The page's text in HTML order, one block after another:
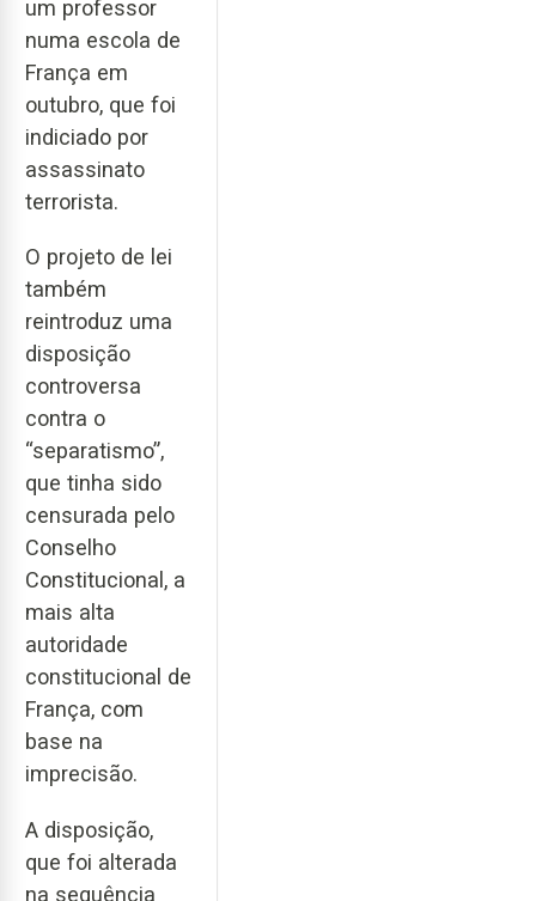
um professor
numa escola de
França em
outubro, que foi
indiciado por
assassinato
terrorista.
O projeto de lei
também
reintroduz uma
disposição
controversa
contra o
“separatismo”,
que tinha sido
censurada pelo
Conselho
Constitucional, a
mais alta
autoridade
constitucional de
França, com
base na
imprecisão.
A disposição,
que foi alterada
na sequência